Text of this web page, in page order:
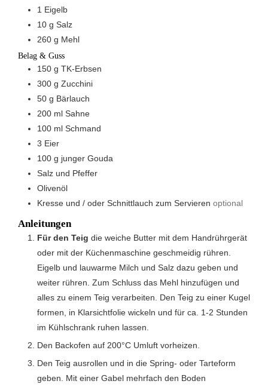
1 Eigelb
10 g Salz
260 g Mehl
Belag & Guss
150 g TK-Erbsen
300 g Zucchini
50 g Bärlauch
200 ml Sahne
100 ml Schmand
3 Eier
100 g junger Gouda
Salz und Pfeffer
Olivenöl
Kresse und / oder Schnittlauch zum Servieren optional
Anleitungen
Für den Teig die weiche Butter mit dem Handrührgerät
oder mit der Küchenmaschine geschmeidig rühren.
Eigelb und lauwarme Milch und Salz dazu geben und
weiter rühren. Zum Schluss das Mehl hinzufügen und
alles zu einem Teig verarbeiten. Den Teig zu einer Kugel
formen, in Klarsichtfolie wickeln und für ca. 1-2 Stunden
im Kühlschrank ruhen lassen.
Den Backofen auf 200°C Umluft vorheizen.
Den Teig ausrollen und in die Spring- oder Tarteform
geben. Mit einer Gabel mehrfach den Boden